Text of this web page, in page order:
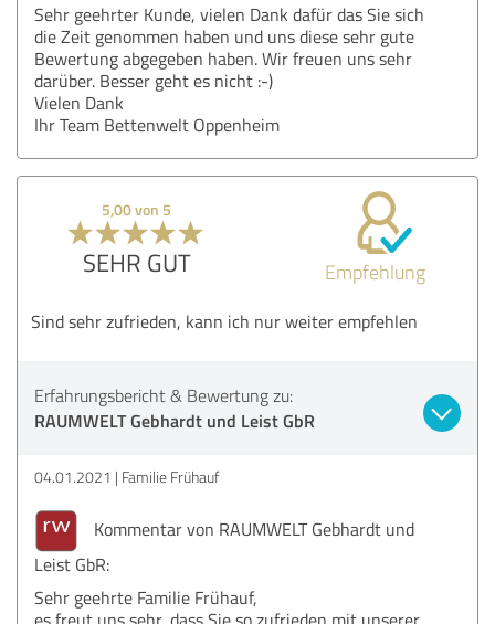
Sehr geehrter Kunde, vielen Dank dafür das Sie sich
die Zeit genommen haben und uns diese sehr gute
Bewertung abgegeben haben. Wir freuen uns sehr
darüber. Besser geht es nicht :-)
Vielen Dank
Ihr Team Bettenwelt Oppenheim
5,00 von 5
SEHR GUT Empfehlung
Sind sehr zufrieden, kann ich nur weiter empfehlen
Erfahrungsbericht & Bewertung zu:
RAUMWELT Gebhardt und Leist GbR
04.01.2021 Familie Frühauf
Kommentar von RAUMWELT Gebhardt und
Leist GbR:
Sehr geehrte Familie Frühauf,